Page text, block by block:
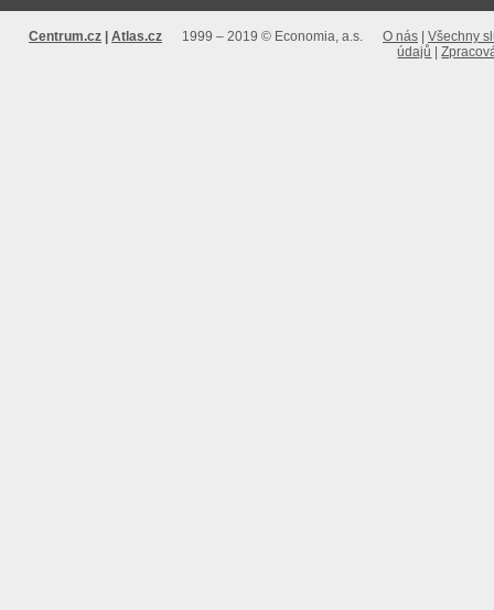
Centrum.cz Atlas.cz 1999 – 2019 © Economia, a.s. O nás
Všechny
údajů